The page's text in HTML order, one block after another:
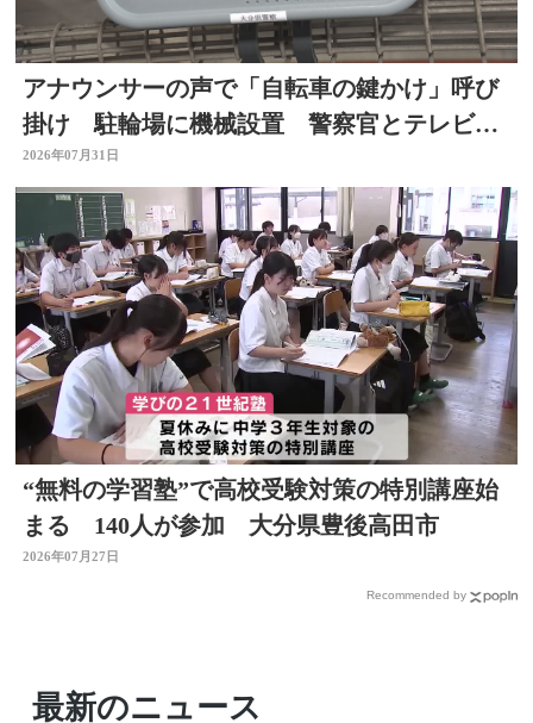
アナウンサーの声で「自転車の鍵かけ」呼び
掛け 駐輪場に機械設置 警察官とテレビ局
がタッグ 大分
2026年07月31日
“無料の学習塾”で高校受験対策の特別講座始
まる 140人が参加 大分県豊後高田市
2026年07月27日
Recommended by
最新のニュース